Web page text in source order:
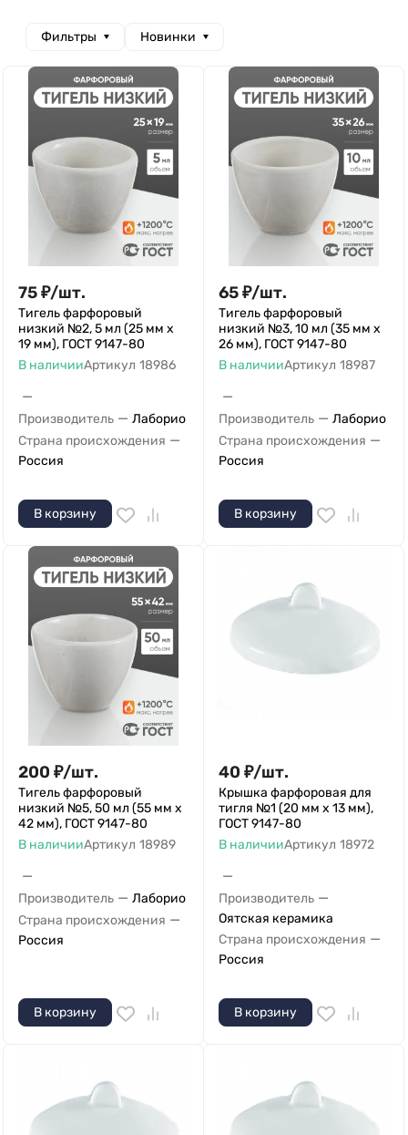
Фильтры Новинки
75₽/шт.
Тигель фарфоровый
низкий №2, 5 мл (25 мм х
19 мм), ГОСТ 9147-80
В наличииАртикул 18986
—
Производитель — Лаборио
Страна происхождения —
Россия
В корзину
65₽/шт.
Тигель фарфоровый
низкий №3, 10 мл (35 мм х
26 мм), ГОСТ 9147-80
В наличииАртикул 18987
—
Производитель — Лаборио
Страна происхождения —
Россия
В корзину
200 ₽/шт.
Тигель фарфоровый
низкий №5, 50 мл (55 мм х
42 мм), ГОСТ 9147-80
В наличииАртикул 18989
—
Производитель — Лаборио
Страна происхождения —
Россия
В корзину
40 ₽/шт.
Крышка фарфоровая для
тигля №1 (20 мм х 13 мм),
ГОСТ 9147-80
В наличииАртикул 18972
—
Производитель —
Оятская керамика
Страна происхождения —
Россия
В корзину